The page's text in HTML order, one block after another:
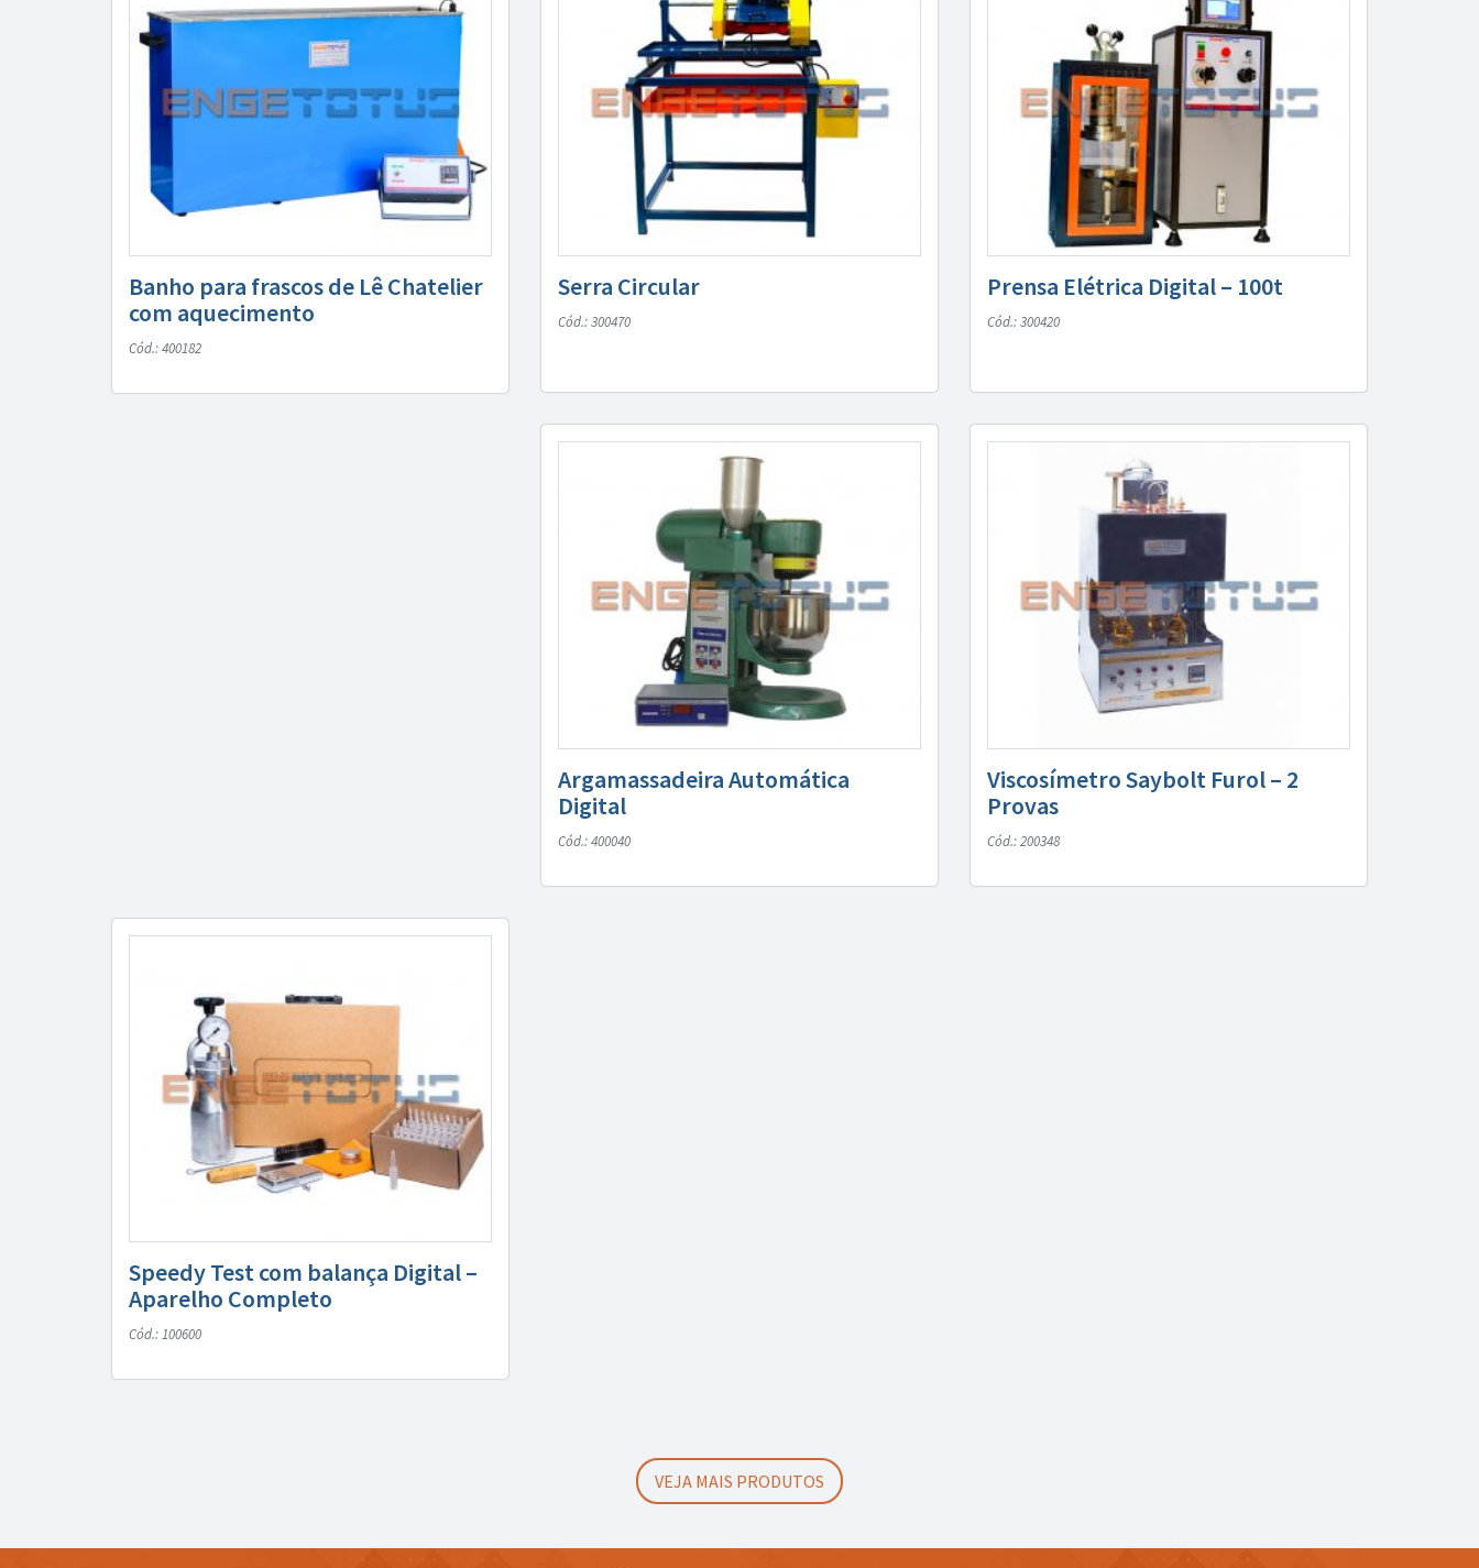
Banho para frascos de Lê Chatelier
com aquecimento
Cód.: 400182
Serra Circular
Cód.: 300470
Prensa Elétrica Digital – 100t
Cód.: 300420
Argamassadeira Automática
Digital
Cód.: 400040
Viscosímetro Saybolt Furol – 2
Provas
Cód.: 200348
Speedy Test com balança Digital –
Aparelho Completo
Cód.: 100600
VEJA MAIS PRODUTOS